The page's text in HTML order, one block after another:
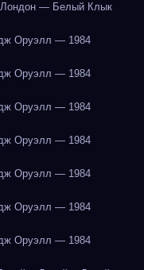
— Белый Клык
Оруэлл — 1984
Оруэлл — 1984
Оруэлл — 1984
Оруэлл — 1984
Оруэлл — 1984
Оруэлл — 1984
Оруэлл — 1984